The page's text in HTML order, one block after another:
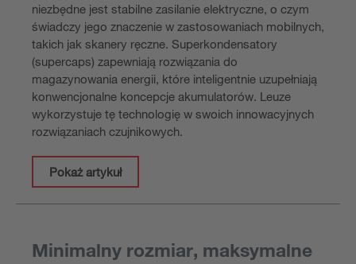
niezbędne jest stabilne zasilanie elektryczne, o czym
świadczy jego znaczenie w zastosowaniach mobilnych,
takich jak skanery ręczne. Superkondensatory
(supercaps) zapewniają rozwiązania do
magazynowania energii, które inteligentnie uzupełniają
konwencjonalne koncepcje akumulatorów. Leuze
wykorzystuje tę technologię w swoich innowacyjnych
rozwiązaniach czujnikowych.
Pokaż artykuł
Minimalny rozmiar, maksymalne